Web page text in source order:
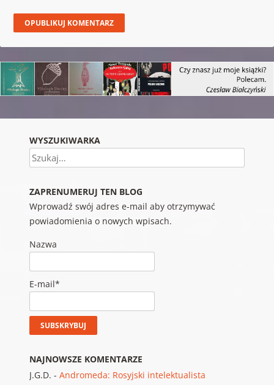
WYSZUKIWARKA
Szukaj
ZAPRENUMERUJ TEN BLOG
Wprowadź swój adres e-mail aby otrzymywać
powiadomienia o nowych wpisach.
Nazwa
E-mail*
NAJNOWSZE KOMENTARZE
J.G.D. - Andromeda: Rosyjski intelektualista